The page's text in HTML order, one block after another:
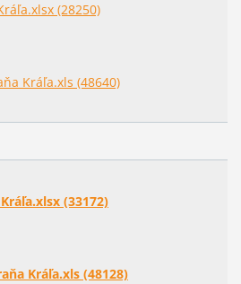
(28250)
Kráľa.xls (48640)
(33172)
Kráľa.xls (48128)